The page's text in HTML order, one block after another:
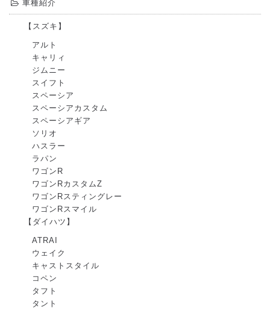
車種紹介
【スズキ】
アルト
キャリィ
ジムニー
スイフト
スペーシア
スペーシアカスタム
スペーシアギア
ソリオ
ハスラー
ラパン
ワゴンR
ワゴンRカスタムZ
ワゴンRスティングレー
ワゴンRスマイル
【ダイハツ】
ATRAI
ウェイク
キャストスタイル
コペン
タフト
タント